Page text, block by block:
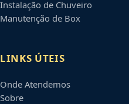
Instalação de Chuveiro
Manutenção de Box
LINKS ÚTEIS
Onde Atendemos
Sobre